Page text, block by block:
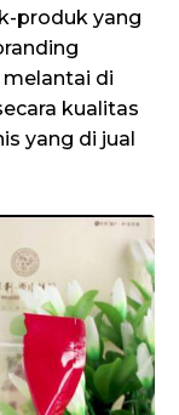
produk yang
di
kualitas
yang di jual